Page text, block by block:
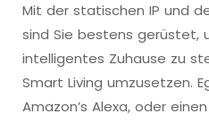
Mit der statischen IP und
sind Sie bestens gerüstet,
intelligentes Zuhause zu
Smart Living umzusetzen.
Amazon’s Alexa, oder